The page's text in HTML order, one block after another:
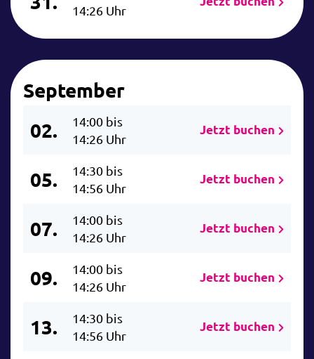
14:26 Uhr
September
02.
14:00 bis
14:26 Uhr
Jetzt buchen
05.
14:30 bis
14:56 Uhr
Jetzt buchen
07.
14:00 bis
14:26 Uhr
Jetzt buchen
09.
14:00 bis
14:26 Uhr
Jetzt buchen
13.
14:30 bis
14:56 Uhr
Jetzt buchen